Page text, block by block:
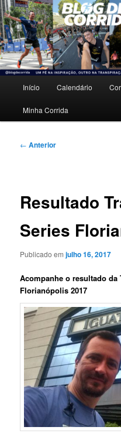
Pular
para
o
conteúdo
principalBlog de
Um pé na inspiração, outro na
principal
Início Calendário
Minha Corrida
Navegação
← Anterior
Resultado
Series
Publicado emjulho 16, 2017
Acompanhe o resultado da
Florianópolis 2017